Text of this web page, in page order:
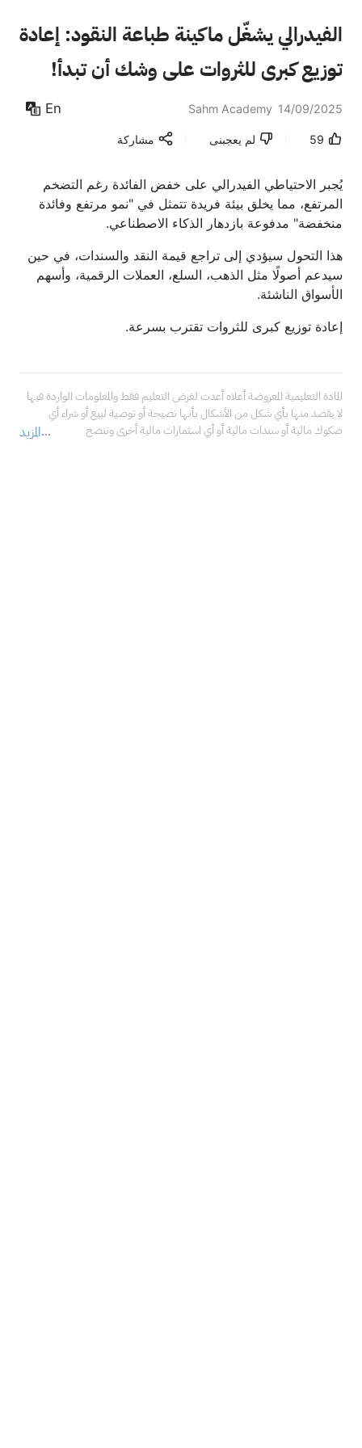
الفيدرالي يشغّل ماكينة طباعة النقود: إعادة
توزيع كبرى للثروات على وشك أن تبدأ!
Sahm Academy 14/09/2025
En
59 لم يعجبنى مشاركة
يُجبر الاحتياطي الفيدرالي على خفض الفائدة رغم التضخم
المرتفع، مما يخلق بيئة فريدة تتمثل في "نمو مرتفع وفائدة
منخفضة" مدفوعة بازدهار الذكاء الاصطناعي.
هذا التحول سيؤدي إلى تراجع قيمة النقد والسندات، في حين
سيدعم أصولًا مثل الذهب، السلع، العملات الرقمية، وأسهم
الأسواق الناشئة.
إعادة توزيع كبرى للثروات تقترب بسرعة.
المزيد
المادة التعليمية المعروضة أعلاه أعدت لغرض التعليم فقط والمعلومات الواردة فيها
لا يقصد منها بأي شكل من الأشكال بأنها نصيحة أو توصية لبيع أو شراء أي
صكوك مالية أو سندات مالية أو أي اسثمارات مالية أخرى وننصح